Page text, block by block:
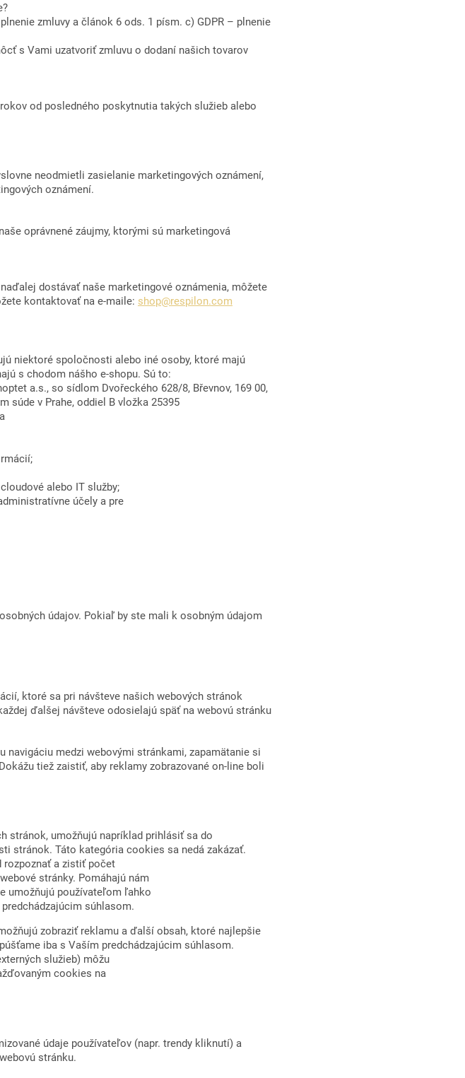
zmluvy a článok 6 ods. 1 písm. c) GDPR – plnenie
s Vami uzatvoriť zmluvu o dodaní našich tovarov
od posledného poskytnutia takých služieb alebo
neodmietli zasielanie marketingových oznámení,
oznámení.
oprávnené záujmy, ktorými sú marketingová
dostávať naše marketingové oznámenia, môžete
kontaktovať na e-maile: shop@respilon.com
niektoré spoločnosti alebo iné osoby, ktoré majú
s chodom nášho e-shopu. Sú to:
a.s., so sídlom Dvořeckého 628/8, Břevnov, 169 00,
súde v Prahe, oddiel B vložka 25395
alebo IT služby;
účely a pre
údajov. Pokiaľ by ste mali k osobným údajom
ktoré sa pri návšteve našich webových stránok
ďalšej návšteve odosielajú späť na webovú stránku
navigáciu medzi webovými stránkami, zapamätanie si
tiež zaistiť, aby reklamy zobrazované on-line boli
stránok, umožňujú napríklad prihlásiť sa do
stránok. Táto kategória cookies sa nedá zakázať.
a zistiť počet
stránky. Pomáhajú nám
umožňujú používateľom ľahko
súhlasom.
zobraziť reklamu a ďalší obsah, ktoré najlepšie
iba s Vaším predchádzajúcim súhlasom.
služieb) môžu
cookies na
údaje používateľov (napr. trendy kliknutí) a
stránku.